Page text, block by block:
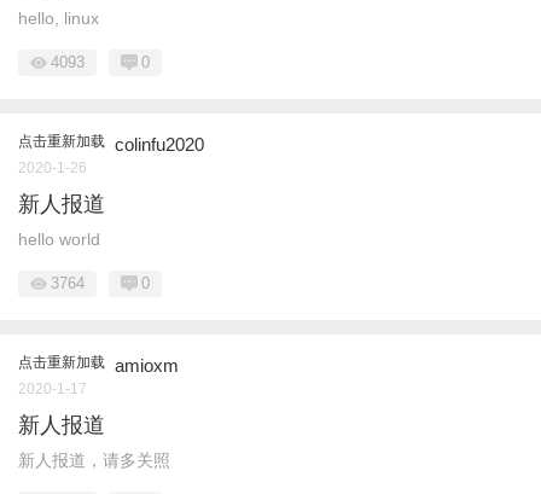
hello, linux
4093 0
点击重新加载 colinfu2020
2020-1-26
新人报道
hello world
3764 0
点击重新加载 amioxm
2020-1-17
新人报道
新人报道，请多关照